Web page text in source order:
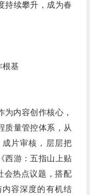
持续攀升，成为春
根基
为内容创作核心，
质量管控体系，从
成片审核，层层把
西游：五指山上贴
会热点议题，搭配
容深度的有机结